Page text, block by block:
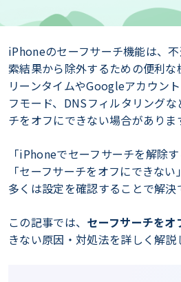
iPhoneのセーフサーチ機能は、
索結果から除外するための便利な
リーンタイムやGoogleアカウン
フモード、DNSフィルタリング
チをオフにできない場合がありま
「iPhoneでセーフサーチを解除
「セーフサーチをオフにできない
多くは設定を確認することで解決
この記事では、 セーフサーチをオ
きない原因・対処法を詳しく解説